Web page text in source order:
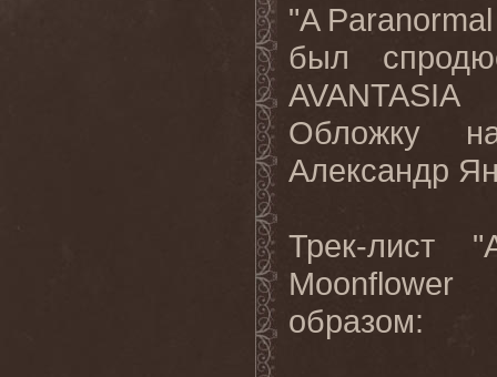
"A
был
Обложку
Александр
Трек-лист
образом: